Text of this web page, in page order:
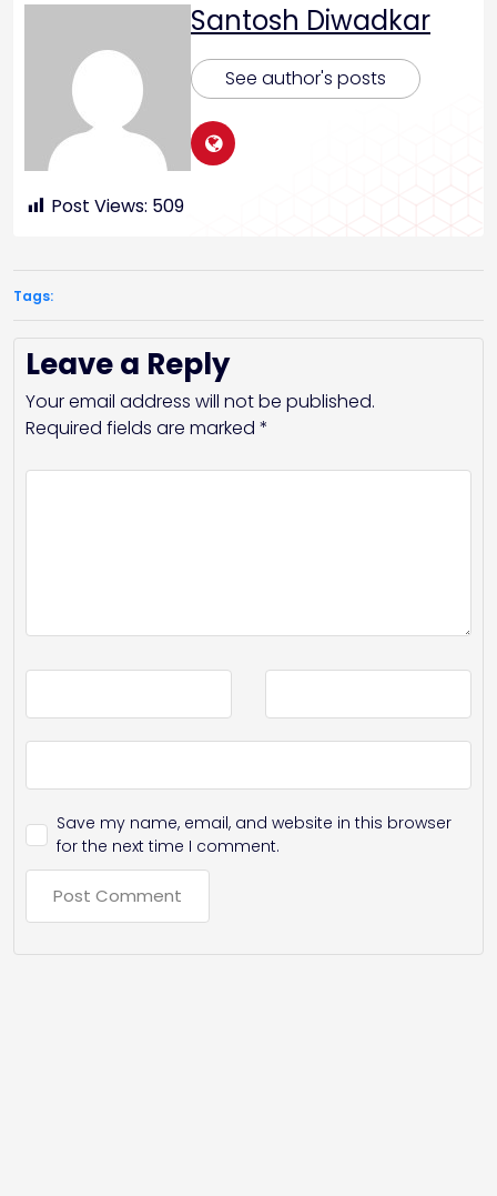
Santosh Diwadkar
See author's posts
Post Views: 509
Tags:
Leave a Reply
Your email address will not be published.
Required fields are marked *
Save my name, email, and website in this browser
for the next time I comment.